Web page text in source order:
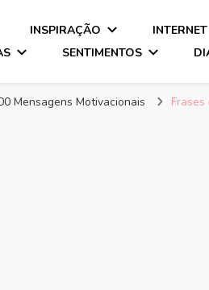
INSPIRAÇÃO INTERNET
SENTIMENTOS
Mensagens Motivacionais